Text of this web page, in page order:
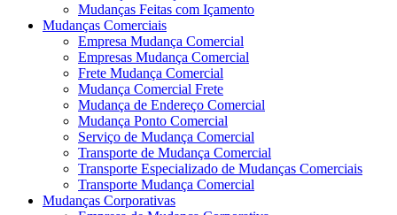
Mudanças Feitas com Içamento
Mudanças Comerciais
Empresa Mudança Comercial
Empresas Mudança Comercial
Frete Mudança Comercial
Mudança Comercial Frete
Mudança de Endereço Comercial
Mudança Ponto Comercial
Serviço de Mudança Comercial
Transporte de Mudança Comercial
Transporte Especializado de Mudanças Comerciais
Transporte Mudança Comercial
Mudanças Corporativas